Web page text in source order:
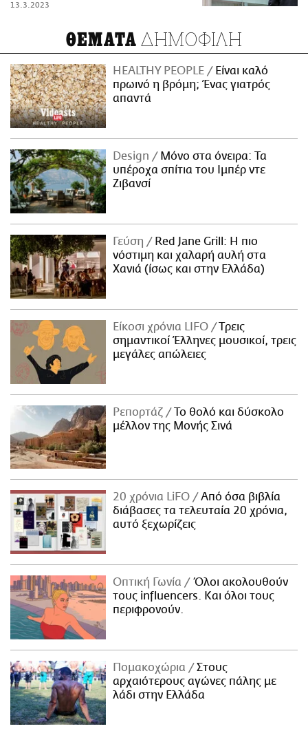
13.3.2023
ΘΕΜΑΤΑ ΔΗΜΟΦΙΛΗ
HEALTHY PEOPLE
Είναι καλό
πρωινό η βρόμη; Ένας γιατρός
απαντά
Design
Μόνο στα όνειρα: Τα
υπέροχα σπίτια του Ιμπέρ ντε
Ζιβανσί
Γεύση
Red Jane Grill: Η πιο
νόστιμη και χαλαρή αυλή στα
Χανιά (ίσως και στην Ελλάδα)
Είκοσι χρόνια LIFO
Tρεις
σημαντικοί Έλληνες μουσικοί, τρεις
μεγάλες απώλειες
Ρεπορτάζ
Το θολό και δύσκολο
μέλλον της Μονής Σινά
20 χρόνια LiFO
Από όσα βιβλία
διάβασες τα τελευταία 20 χρόνια,
αυτό ξεχωρίζεις
Οπτική Γωνία
Όλοι ακολουθούν
τους influencers. Και όλοι τους
περιφρονούν.
Πομακοχώρια
Στους
αρχαιότερους αγώνες πάλης με
λάδι στην Ελλάδα